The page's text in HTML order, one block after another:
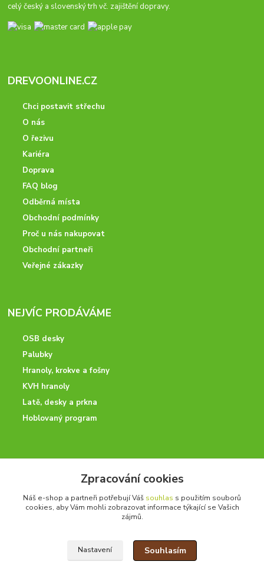
celý český a slovenský trh vč. zajištění dopravy.
DREVOONLINE.CZ
Chci postavit střechu
O nás
O řezivu
Kariéra
Doprava
FAQ blog
Odběrná místa
Obchodní podmínky
Proč u nás nakupovat
Obchodní partneři
Veřejné zákazky
NEJVÍC PRODÁVÁME
OSB desky
Palubky
Hranoly, krokve a fošny
KVH hranoly
Latě, desky a prkna
Hoblovaný program
Potřebujete poradit? Neváhejte nás kontaktovat.
+420 728 600 625
po - pá 7:00 - 15:00
Zpracování cookies
Náš e-shop a partneři potřebují Váš souhlas s použitím souborů
cookies, aby Vám mohli zobrazovat informace týkající se Vašich
zájmů.
Nastavení Souhlasím